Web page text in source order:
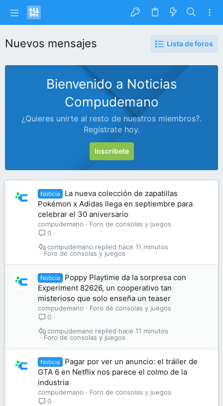
Nuevos mensajes Lista de foros
Bienvenido a Noticias
Compudemano
¿Quieres unirte al resto de nuestros miembros?.
Regístrate hoy.
Inscríbete
Noticia
La nueva colección de zapatillas
Pokémon x Adidas llega en septiembre para
celebrar el 30 aniversario
compudemano
Foro de consolas y juegos
0
Foro de consolas y juegos
hace 11 minutos
compudemano
Noticia
Poppy Playtime da la sorpresa con
Experiment 82626, un cooperativo tan
misterioso que solo enseña un teaser
compudemano
Foro de consolas y juegos
0
Foro de consolas y juegos
hace 11 minutos
compudemano
Noticia
Pagar por ver un anuncio: el tráiler de
GTA 6 en Netflix nos parece el colmo de la
industria
compudemano
Foro de consolas y juegos
0